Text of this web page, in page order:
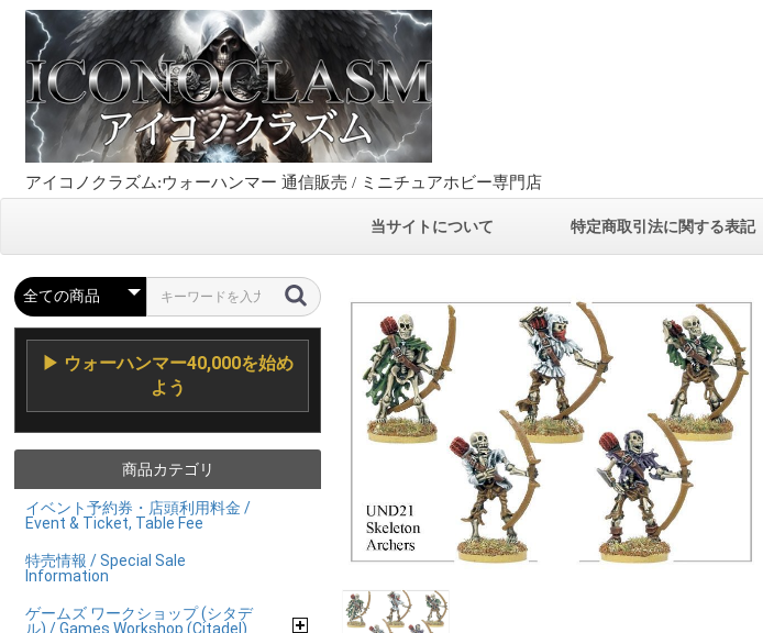
アイコノクラズム:ウォーハンマー 通信販売 / ミニチュアホビー専門店
当サイトについて 特定商取引法に関する表記
▶ ウォーハンマー40,000を始め
よう
商品カテゴリ
イベント予約券・店頭利用料金 /
Event & Ticket, Table Fee
特売情報 / Special Sale
Information
ゲームズ ワークショップ (シタデ
ル) / Games Workshop (Citadel)